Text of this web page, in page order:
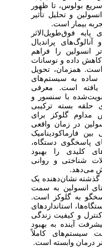
بولوس، تا ظهور
و تحلیل تأثیر
بیمار است.
پایه فوق‌طویل‌الاثر
پراندیال
انسولین را فراهم
داده و نوسانات
همزمان، تحویل
ساده به سیستم‌های
است. معرفی
با سنسور و
بسته ترکیبی
مداوم گلوکز برای
در زمان واقعی
فارماکودینامیک
پاسخگوی دستگاه،
کلیدی را بهبود
شناختی و روانی
می‌دهد.
نشان‌دهنده یک
انسولین به سمت
به گلوکز است.
استانداردهای
و کیفیت زندگی
آینده به بهبود
کاملاً
وابسته است.